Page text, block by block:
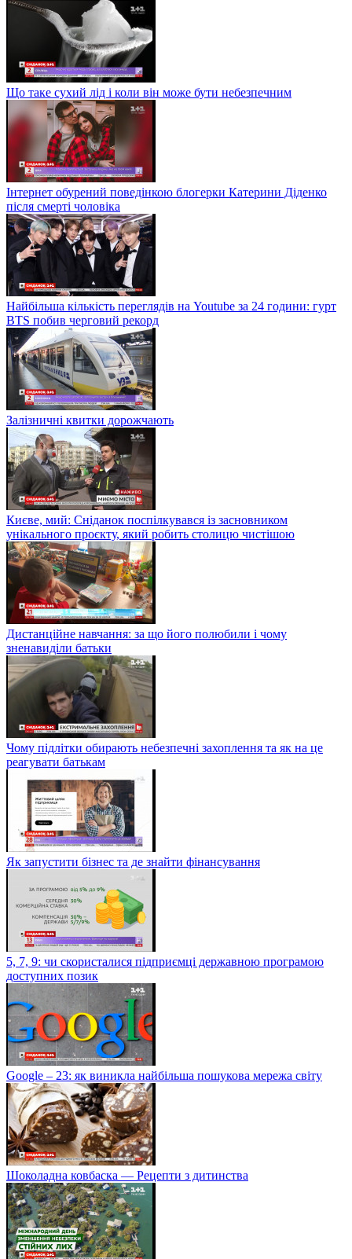
Що таке сухий лід і коли він може бути небезпечним
Інтернет обурений поведінкою блогерки Катерини Діденко
після смерті чоловіка
Найбільша кількість переглядів на Youtube за 24 години: гурт
BTS побив черговий рекорд
Залізничні квитки дорожчають
Києве, мий: Сніданок поспілкувався із засновником
унікального проєкту, який робить столицю чистішою
Дистанційне навчання: за що його полюбили і чому
зненавиділи батьки
Чому підлітки обирають небезпечні захоплення та як на це
реагувати батькам
Як запустити бізнес та де знайти фінансування
5, 7, 9: чи скористалися підприємці державною програмою
доступних позик
Google – 23: як виникла найбільша пошукова мережа світу
Шоколадна ковбаска — Рецепти з дитинства